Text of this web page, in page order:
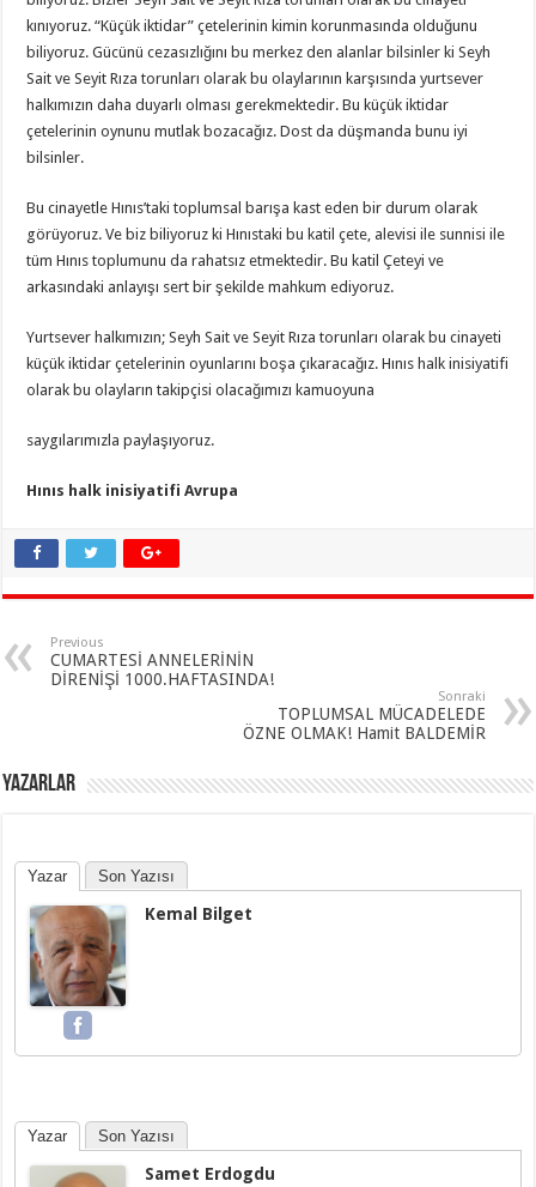
kınıyoruz. “Küçük iktidar” çetelerinin kimin korunmasında olduğunu
biliyoruz. Gücünü cezasızlığını bu merkez den alanlar bilsinler ki Seyh
Sait ve Seyit Rıza torunları olarak bu olaylarının karşısında yurtsever
halkımızın daha duyarlı olması gerekmektedir. Bu küçük iktidar
çetelerinin oynunu mutlak bozacağız. Dost da düşmanda bunu iyi
bilsinler.
Bu cinayetle Hınıs’taki toplumsal barışa kast eden bir durum olarak
görüyoruz. Ve biz biliyoruz ki Hınıstaki bu katil çete, alevisi ile sunnisi ile
tüm Hınıs toplumunu da rahatsız etmektedir. Bu katil Çeteyi ve
arkasındaki anlayışı sert bir şekilde mahkum ediyoruz.
Yurtsever halkımızın; Seyh Sait ve Seyit Rıza torunları olarak bu cinayeti
küçük iktidar çetelerinin oyunlarını boşa çıkaracağız. Hınıs halk inisiyatifi
olarak bu olayların takipçisi olacağımızı kamuoyuna
saygılarımızla paylaşıyoruz.
Hınıs halk inisiyatifi Avrupa
Previous
CUMARTESİ ANNELERİNİN
DİRENİŞİ 1000.HAFTASINDA!
Sonraki
TOPLUMSAL MÜCADELEDE
ÖZNE OLMAK! Hamit BALDEMİR
YAZARLAR
Yazar Son Yazısı
Kemal Bilget
Yazar Son Yazısı
Samet Erdogdu